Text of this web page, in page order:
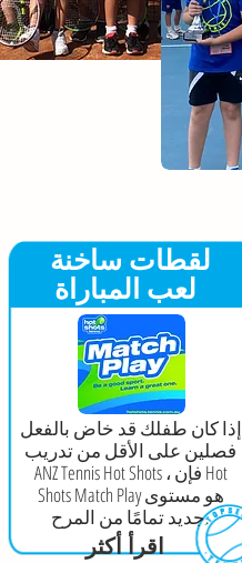
لقطات ساخنة
لعب المباراة
إذا كان طفلك قد خاض بالفعل
فصلين على الأقل من تدريب
ANZ Tennis Hot Shots ، فإن Hot
Shots Match Play هو مستوى
جديد تمامًا من المرح.
اقرأ أكثر